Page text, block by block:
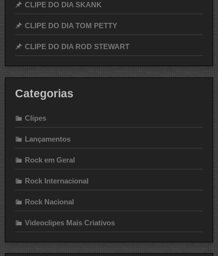
CLIPE DO DIA SKANK
CLIPE DO DIA TOM PETTY
CLIPE DO DIA ROD STEWART
Categorias
Clipes
Lançamentos
Rock em Geral
Rock Internacional
Rock Nacional
Videoclipes Mais Criativos